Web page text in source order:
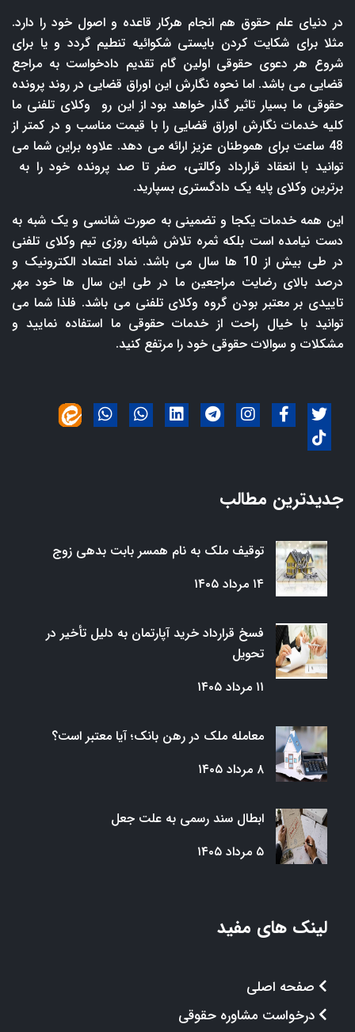
در دنیای علم حقوق هم انجام هرکار قاعده و اصول خود را دارد.
مثلا برای شکایت کردن بایستی شکوائیه تنطیم گردد و یا برای
شروع هر دعوی حقوقی اولین گام تقدیم دادخواست به مراجع
قضایی می باشد. اما نحوه نگارش این اوراق قضایی در روند پرونده
حقوقی ما بسیار تاثیر گذار خواهد بود از این رو وکلای تلفنی ما
کلیه خدمات نگارش اوراق قضایی را با قیمت مناسب و در کمتر از
48 ساعت برای هموطنان عزیز ارائه می دهد. علاوه براین شما می
توانید با انعقاد قرارداد وکالتی، صفر تا صد پرونده خود را به
برترین وکلای پایه یک دادگستری بسپارید.
این همه خدمات یکجا و تضمینی به صورت شانسی و یک شبه به
دست نیامده است بلکه ثمره تلاش شبانه روزی تیم وکلای تلفنی
در طی بیش از 10 ها سال می باشد. نماد اعتماد الکترونیک و
درصد بالای رضایت مراجعین ما در طی این سال ها خود مهر
تاییدی بر معتبر بودن گروه وکلای تلفنی می باشد. فلذا شما می
توانید با خیال راحت از خدمات حقوقی ما استفاده نمایید و
مشکلات و سوالات حقوقی خود را مرتفع کنید.
جدیدترین مطالب
توقیف ملک به نام همسر بابت بدهی زوج
۱۴ مرداد ۱۴۰۵
فسخ قرارداد خرید آپارتمان به دلیل تأخیر در
تحویل
۱۱ مرداد ۱۴۰۵
معامله ملک در رهن بانک؛ آیا معتبر است؟
۸ مرداد ۱۴۰۵
ابطال سند رسمی به علت جعل
۵ مرداد ۱۴۰۵
لینک های مفید
صفحه اصلی
درخواست مشاوره حقوقی